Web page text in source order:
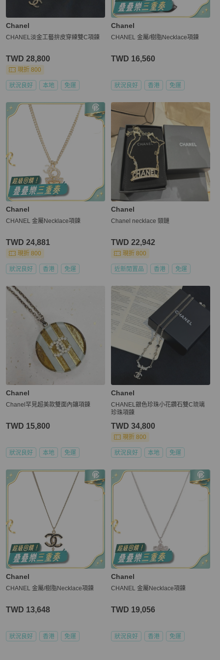
Chanel
CHANEL淡金工藝拚皮穿練雙C項鍊
TWD 28,800
現折 800
狀況良好 本地 免運
Chanel
CHANEL 金屬/樹脂Necklace項鍊
TWD 16,560
狀況良好 香港 免運
Chanel
CHANEL 金屬Necklace項鍊
TWD 24,881
現折 800
狀況良好 香港 免運
Chanel
Chanel necklace 頸鏈
TWD 22,942
現折 800
近新閒置品 香港 免運
Chanel
Chanel罕見超美款雙面內鑲項鍊
TWD 15,800
狀況良好 本地 免運
Chanel
CHANEL銀色珍珠小花鑽石雙C琉璃
珍珠項鍊
TWD 34,800
現折 800
狀況良好 本地 免運
Chanel
CHANEL 金屬/樹脂Necklace項鍊
TWD 13,648
狀況良好 香港 免運
Chanel
CHANEL 金屬Necklace項鍊
TWD 19,056
狀況良好 香港 免運